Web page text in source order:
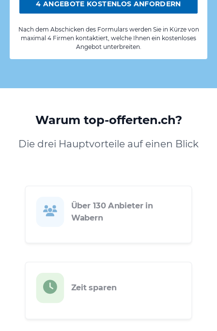
4 ANGEBOTE KOSTENLOS ANFORDERN
Nach dem Abschicken des Formulars werden Sie in Kürze von
maximal 4 Firmen kontaktiert, welche Ihnen ein kostenloses
Angebot unterbreiten.
Warum top-offerten.ch?
Die drei Hauptvorteile auf einen Blick
Über 130 Anbieter in
Wabern
Zeit sparen